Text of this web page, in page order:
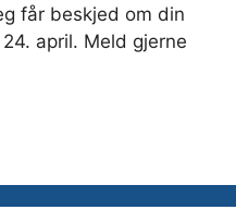
får beskjed om din
april. Meld gjerne